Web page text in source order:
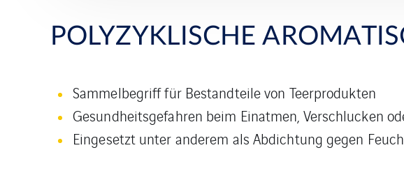
POLYZYKLISCHE
Sammelbegriff für Bestandteile von Teerprodukten
Gesundheitsgefahren beim Einatmen, Verschlucken
Eingesetzt unter anderem als Abdichtung gegen